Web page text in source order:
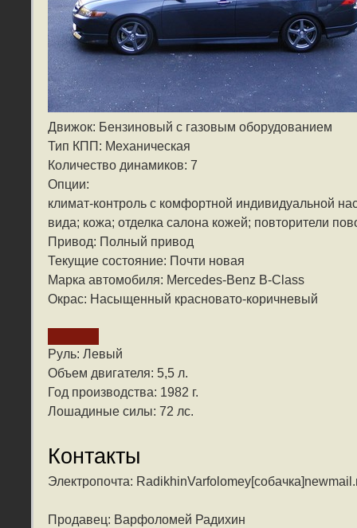
Движок: Бензиновый с газовым оборудованием
Тип КПП: Механическая
Количество динамиков: 7
Опции:
климат-контроль с комфортной индивидуальной
вида; кожа; отделка салона кожей; повторители
Привод: Полный привод
Текущие состояние: Почти новая
Марка автомобиля: Mercedes-Benz B-Class
Окрас: Насыщенный красновато-коричневый
Руль: Левый
Объем двигателя: 5,5 л.
Год производства: 1982 г.
Лошадиные силы: 72 лс.
Контакты
Электропочта:
Продавец: Варфоломей Радихин